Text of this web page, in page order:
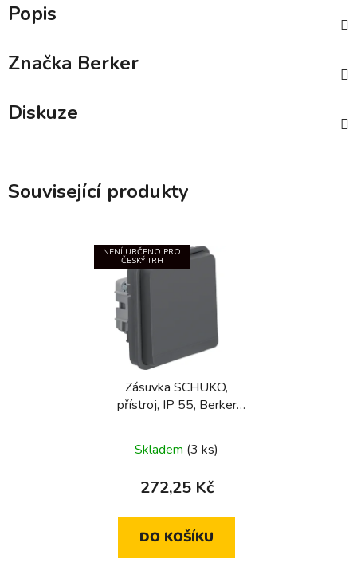
Popis
Značka Berker
Diskuze
Související produkty
NENÍ URČENO PRO
ČESKÝ TRH
Zásuvka SCHUKO,
přístroj, IP 55, Berker
Skladem (3 ks)
272,25 Kč
DO KOŠÍKU